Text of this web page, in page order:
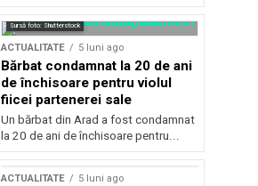
Sursă foto: Shutterstock
ACTUALITATE 5 luni ago
Bărbat condamnat la 20 de ani
de închisoare pentru violul
fiicei partenerei sale
Un bărbat din Arad a fost condamnat
la 20 de ani de închisoare pentru...
ACTUALITATE 5 luni ago